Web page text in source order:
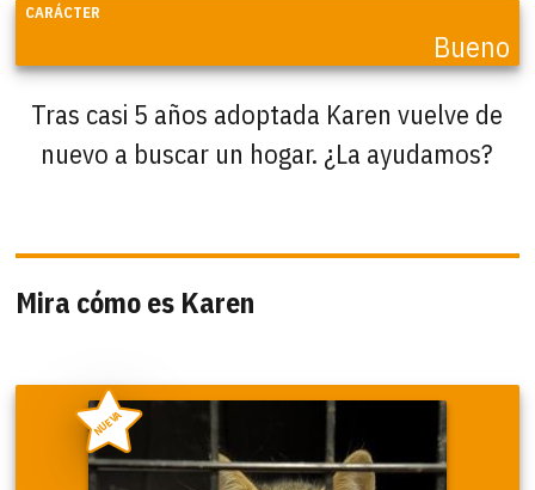
CARÁCTER
Bueno
Tras casi 5 años adoptada Karen vuelve de
nuevo a buscar un hogar. ¿La ayudamos?
Mira cómo es Karen
NUEVA